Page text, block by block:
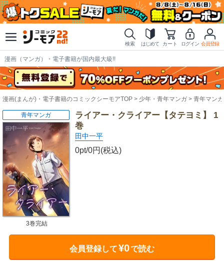
検索 はじめて カート ログイン 会員登録
漫画（マンガ）・電子書籍が国内最大級!!
漫画(まんが)・電子書籍のコミックシーモアTOP 少年・青年マンガ 青年マンガ
ライアー・クライアー【タテヨミ】 1
巻
田中一平
0pt/0円(税込)
青年マンガ
3巻完結
会員登録して¥0で読む